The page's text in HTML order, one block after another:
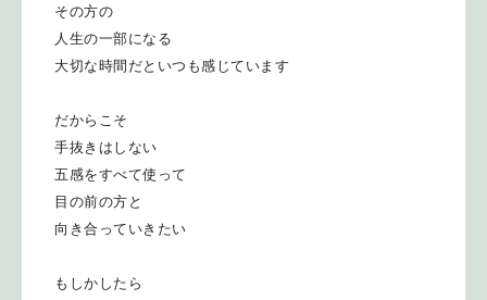
その方の
人生の一部になる
大切な時間だといつも感じています
だからこそ
手抜きはしない
五感をすべて使って
目の前の方と
向き合っていきたい
もしかしたら